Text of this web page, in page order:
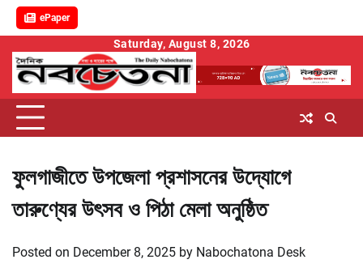
ePaper
content
Saturday, August 8, 2026
ফুলগাজীতে উপজেলা প্রশাসনের উদ্যোগে
তারুণ্যের উৎসব ও পিঠা মেলা অনুষ্ঠিত
Posted on December 8, 2025 by Nabochatona Desk